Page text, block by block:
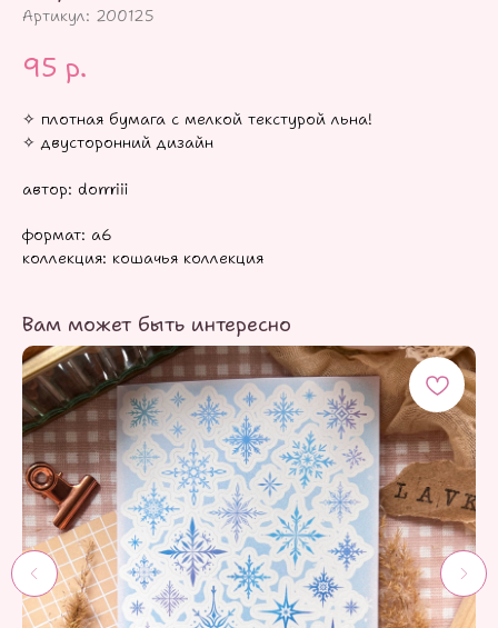
Артикул: 200125
95 р.
✧ плотная бумага с мелкой текстурой льна!
✧ двусторонний дизайн
автор: dorrriii
формат: а6
коллекция: кошачья коллекция
Вам может быть интересно